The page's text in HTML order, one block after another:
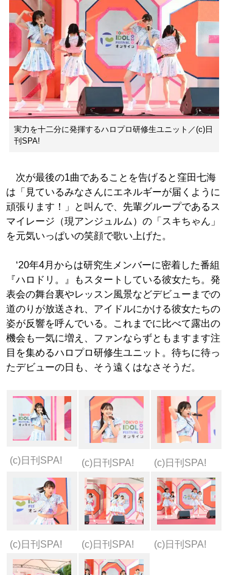
実力を十二分に発揮するハロプロ研修生ユニット／(c)日
刊SPA!
次が最後の1曲であることを告げると窪田七海
は「見ているみなさんにエネルギーが届くように
頑張ります！」と叫んで、先輩グループであるス
マイレージ（現アンジュルム）の「スキちゃん」
を元気いっぱいの笑顔で歌い上げた。
‘20年4月からは研究生メンバーに密着した番組
『ハロドリ。』もスタートしている彼女たち。発
表会の舞台裏やレッスン風景などデビューまでの
道のりが放送され、アイドルにかける彼女たちの
姿が反響を呼んでいる。これまでに比べて露出の
機会も一気に増え、ファンならずともますます注
目を集めるハロプロ研修生ユニット。待ちに待っ
たデビューの日も、そう遠くはなさそうだ。
(c)日刊SPA! (c)日刊SPA! (c)日刊SPA!
(c)日刊SPA! (c)日刊SPA! (c)日刊SPA!